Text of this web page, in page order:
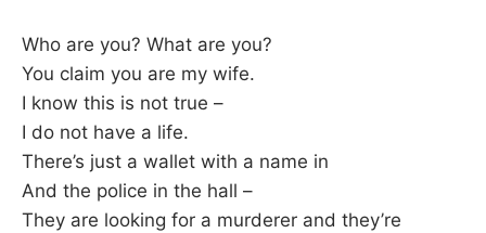
Who are you? What are you?
You claim you are my wife.
I know this is not true –
I do not have a life.
There’s just a wallet with a name in
And the police in the hall –
They are looking for a murderer and they’re